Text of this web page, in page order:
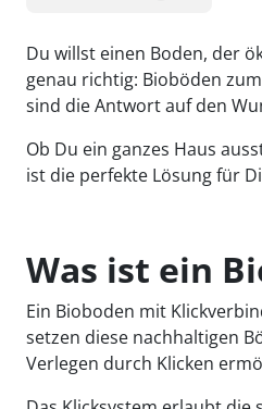
Du willst einen Boden, der
genau richtig: Bioböden
sind die Antwort auf den
Ob Du ein ganzes Haus
ist die perfekte Lösung für
Was ist ein
Ein Bioboden mit
setzen diese nachhaltigen
Verlegen durch Klicken
Kronoflooring
MyStyle
Fußleisten
sonstiges Zubehör
Fuge (4-seitig)
Microfase
klicken & kleben
Fußbodenheizung geeignet
Vinylböden mit integrierter
Vinylböden ohne integrierte
Zubehör
Pflegemittel Vinylböden
Dämmung
Fußleisten
sonstiges Zubehör
Bioböden von BoDomo
Dämmung
Fußleisten
sonstiges Zubehör
sonstiges Zubehör
Kronoflooring
Kronotex
O.R.C.A
Windmöller
Wulff
Endkappen - Höhe 58 mm
Sonstige Fußleistenabschlüsse
zum Klicken
zum Kleben
zum Schrauben
Pflegemittel Parkett